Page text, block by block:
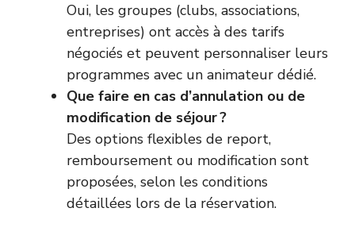
Oui, les groupes (clubs, associations,
entreprises) ont accès à des tarifs
négociés et peuvent personnaliser leurs
programmes avec un animateur dédié.
Que faire en cas d’annulation ou de
modification de séjour ?
Des options flexibles de report,
remboursement ou modification sont
proposées, selon les conditions
détaillées lors de la réservation.